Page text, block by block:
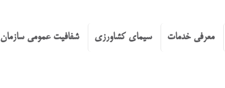
معرفی خدمات سیمای کشاورزی شفافیت عمومی سازمان